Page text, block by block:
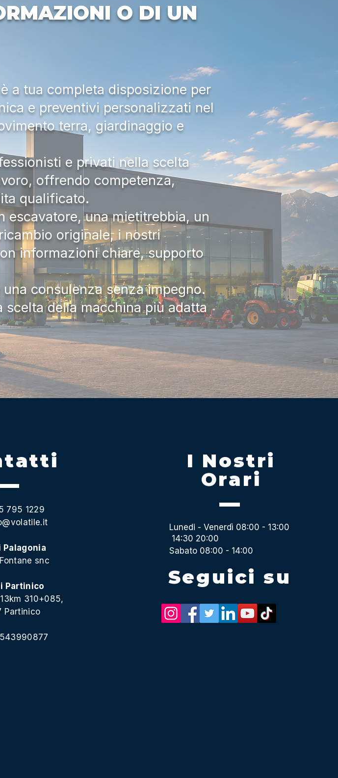
O DI UN
a tua completa disposizione per
e preventivi personalizzati nel
terra, giardinaggio e
e privati nella scelta
offrendo competenza,
qualificato.
escavatore, una mietitrebbia, un
originale, i nostri
informazioni chiare, supporto
consulenza senza impegno.
della macchina più adatta
795 1229
Palagonia
snc
Partinico
310+085,
Partinico
I Nostri
Orari
Lunedi - Venerdì 08:00 - 13:00
14:30 20:00
Sabato 08:00 - 14:00
Seguici su